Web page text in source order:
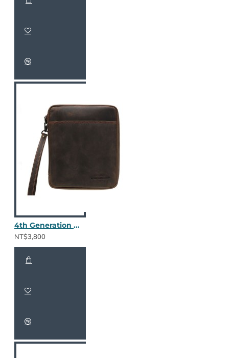
4th Generation 四斗包 (棕色皮革)
NT$3,800